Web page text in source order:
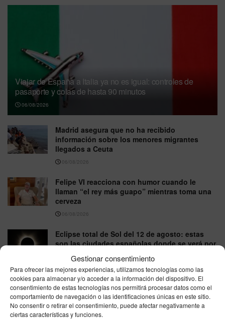
Gestionar consentimiento
Para ofrecer las mejores experiencias, utilizamos tecnologías como las
cookies para almacenar y/o acceder a la información del dispositivo. El
consentimiento de estas tecnologías nos permitirá procesar datos como el
comportamiento de navegación o las identificaciones únicas en este sitio.
No consentir o retirar el consentimiento, puede afectar negativamente a
ciertas características y funciones.
Viajar de España a Italia ya no es igual: controles de
pasaporte y colas de hasta 90 minutos
06/08/2026
Madrid asegura que no ha recibido
información sobre los menores migrantes
llegados a Ceuta
06/08/2026
Felipe VI reacciona con humor cuando le
llaman “el rey más guapo” mientras toma una
cerveza
06/08/2026
Eclipse total de Sol del 12 de agosto: estas
son las ciudades españolas donde se verá por
La sequía pone bajo presión a la energía
nuclear: Hungría reduce su principal central y
España vigila sus reservas
06/08/2026